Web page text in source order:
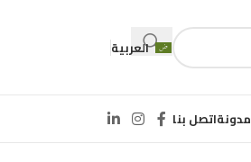
العربية
مدونةاتصل بنا